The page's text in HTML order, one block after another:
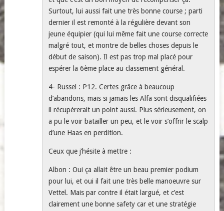
Surtout, lui aussi fait une très bonne course ; parti
dernier il est remonté à la régulière devant son
jeune équipier (qui lui même fait une course correcte
malgré tout, et montre de belles choses depuis le
début de saison). Il est pas trop mal placé pour
espérer la 6ème place au classement général.
4- Russel : P12. Certes grâce à beaucoup
d’abandons, mais si jamais les Alfa sont disqualifiées
il récupérerait un point aussi. Plus sérieusement, on
a pu le voir batailler un peu, et le voir s’offrir le scalp
d’une Haas en perdition.
Ceux que j’hésite à mettre :
Albon : Oui ça allait être un beau premier podium
pour lui, et oui il fait une très belle manoeuvre sur
Vettel. Mais par contre il était largué, et c’est
clairement une bonne safety car et une stratégie